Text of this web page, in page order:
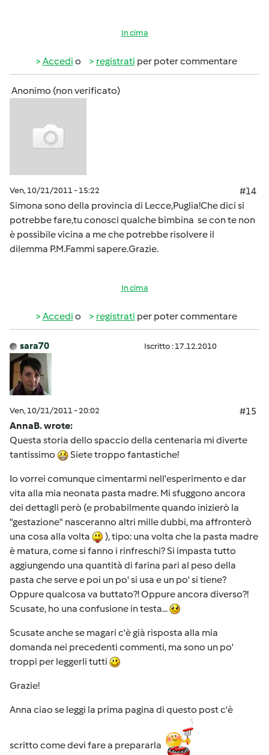
In cima
Accedi o registrati per poter commentare
Anonimo (non verificato)
Ven, 10/21/2011 - 15:22
#14
Simona sono della provincia di Lecce,Puglia!Che dici si
potrebbe fare,tu conosci qualche bimbina se con te non
è possibile vicina a me che potrebbe risolvere il
dilemma P.M.Fammi sapere.Grazie.
In cima
Accedi o registrati per poter commentare
sara70 Iscritto : 17.12.2010
Ven, 10/21/2011 - 20:02
#15
AnnaB. wrote:
Questa storia dello spaccio della centenaria mi diverte
tantissimo
Siete troppo fantastiche!
Io vorrei comunque cimentarmi nell'esperimento e dar
vita alla mia neonata pasta madre. Mi sfuggono ancora
dei dettagli però (e probabilmente quando inizierò la
"gestazione" nasceranno altri mille dubbi, ma affronterò
una cosa alla volta
), tipo: una volta che la pasta madre
è matura, come si fanno i rinfreschi? Si impasta tutto
aggiungendo una quantità di farina pari al peso della
pasta che serve e poi un po' si usa e un po' si tiene?
Oppure qualcosa va buttato?! Oppure ancora diverso?!
Scusate, ho una confusione in testa...
Scusate anche se magari c'è già risposta alla mia
domanda nei precedenti commenti, ma sono un po'
troppi per leggerli tutti
Grazie!
Anna ciao se leggi la prima pagina di questo post c'è
scritto come devi fare a prepararla